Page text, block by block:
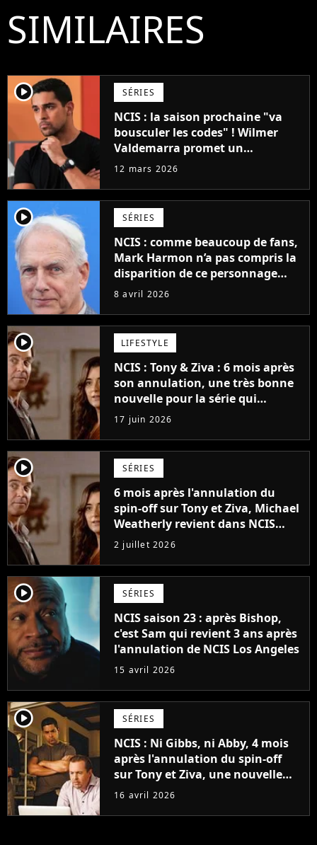
SIMILAIRES
player2 SÉRIES
NCIS : la saison prochaine "va
bousculer les codes" ! Wilmer
Valdemarra promet un
"tournant décisif"
12 mars 2026
player2 SÉRIES
NCIS : comme beaucoup de fans,
Mark Harmon n’a pas compris la
disparition de ce personnage
principal après 19 ans
8 avril 2026
player2 LIFESTYLE
NCIS : Tony & Ziva : 6 mois après
son annulation, une très bonne
nouvelle pour la série qui
intrigue pour la suite
17 juin 2026
player2 SÉRIES
6 mois après l'annulation du
spin-off sur Tony et Ziva, Michael
Weatherly revient dans NCIS
avec un rôle dans la saison 24
2 juillet 2026
player2 SÉRIES
NCIS saison 23 : après Bishop,
c'est Sam qui revient 3 ans après
l'annulation de NCIS Los Angeles
15 avril 2026
player2 SÉRIES
NCIS : Ni Gibbs, ni Abby, 4 mois
après l'annulation du spin-off
sur Tony et Ziva, une nouvelle
série avec un personnage adoré
16 avril 2026